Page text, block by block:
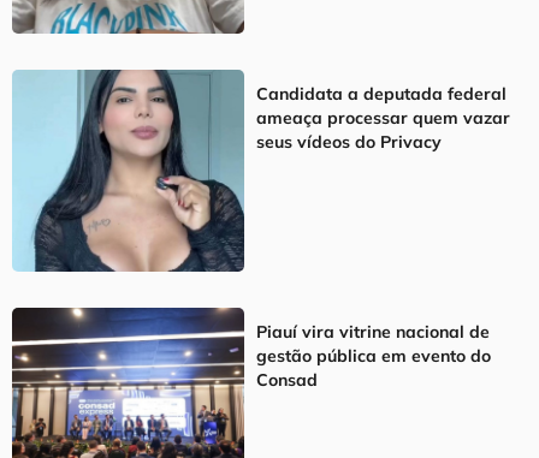
Candidata a deputada federal
ameaça processar quem vazar
seus vídeos do Privacy
Piauí vira vitrine nacional de
gestão pública em evento do
Consad